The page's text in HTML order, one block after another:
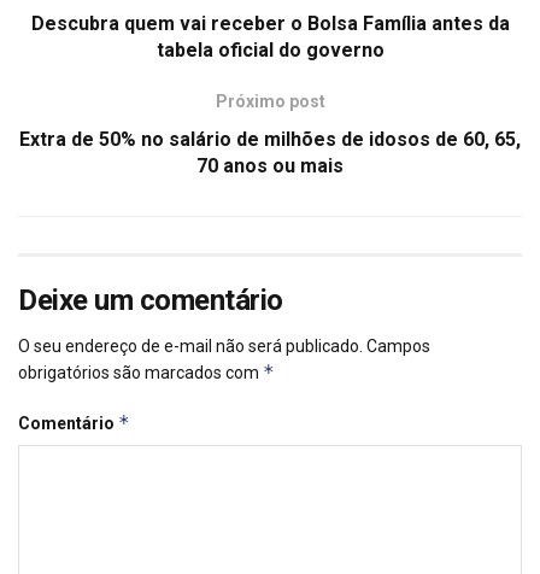
Descubra quem vai receber o Bolsa Família antes da
tabela oficial do governo
Próximo post
Extra de 50% no salário de milhões de idosos de 60, 65,
70 anos ou mais
Deixe um comentário
O seu endereço de e-mail não será publicado. Campos
obrigatórios são marcados com *
Comentário *